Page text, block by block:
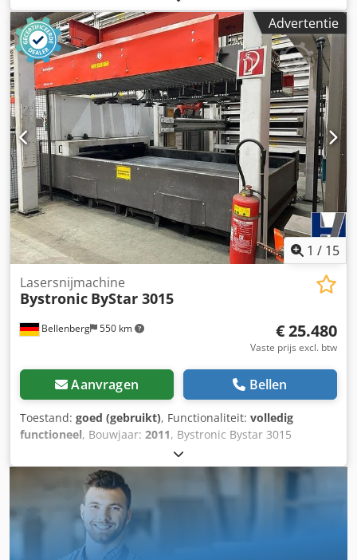
25 mm, max. plaatdikte roestvrij staal:20 mm, plaatdikte
aluminium (max.):12 mm, met ByLaser 4400 met draaias
ByVision CNC besturing met wisseltafel Technische
gegevens: Plaat-nominale maat X, Y / plaatafmetingen X, Y:
3000 x 1500 mm Snijbereik X, Y: 3048 x 1524 mm Slag
snijkop Z: 170 mm Draaias: Chodpfx Agsy N Rgmorsa
Profielopname klauwplaat: 15-315 mm Profieldoorvoer door
de klauwplaat: 15-155 mm Max. profielbewerkingslengte:
2700 mm Laservermogen: 4,4 kW Materiaaldikte staal: 25
mm Materiaaldikte roestvast staal: 20 mm Materiaaldikte
aluminium: 12 mm Gewicht ca.: 13.500 kg Technische
gegevens, accessoires en beschrijving van de machine zijn
niet bindend.
Advertentie
1 / 15
Bellenberg 550 km
Lasersnijmachine
Bystronic ByStar 3015
€ 25.480
Vaste prijs excl. btw
Aanvragen Bellen
Toestand: goed (gebruikt), Functionaliteit: volledig
functioneel, Bouwjaar: 2011, Bystronic Bystar 3015
vlakbedlaser CO² + Bytrans Cross 3015
(plaatautomatisering) Lasermedium: CO2 Laserdiameter:
20 mm Laservermogen: 4,4 kW Machineafmetingen (L/B/H):
9500/6500/3500 mm (met Doldson afzuiging) Tafellengte
en -breedte: 3000/1500 mm Chjdpfx Agoyztchorsa
Snijbereik X/Y: 3000/1500 mm Plaatdikte staal: 25 mm
Plaatdikte roestvrij staal: 20 mm Plaatdikte aluminium: 12